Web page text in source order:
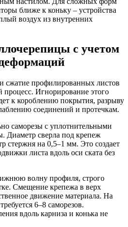
ближе к коньку – устройства
воздух из внутренних
с учетом
сжатие профилированных листов
Игнорирование этого
к короблению покрытия, разрыву
соединений и протечкам.
саморезы с уплотнительными
Диаметр сверла под крепеж
стержня на 0,5–1 мм. Это создает
листа вдоль оси ската без
волну профиля, строго
Смещение крепежа в верх
движение материала. На
6–8 саморезов.
вдоль карниза и конька не